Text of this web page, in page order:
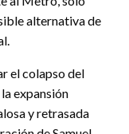
alternativa de
el colapso del
expansión
y retrasada